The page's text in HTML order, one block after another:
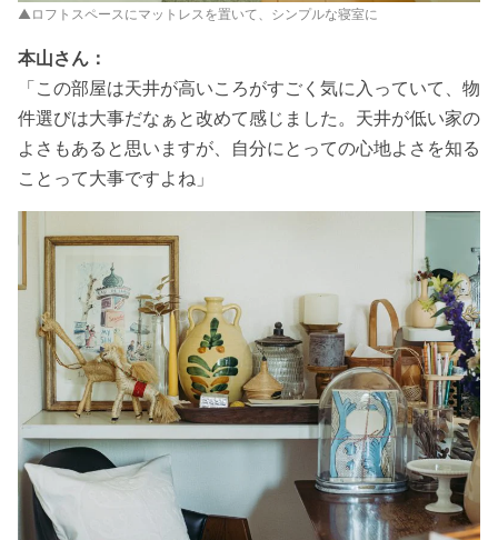
▲ロフトスペースにマットレスを置いて、シンプルな寝室に
本山さん：
「この部屋は天井が高いころがすごく気に入っていて、物
件選びは大事だなぁと改めて感じました。天井が低い家の
よさもあると思いますが、自分にとっての心地よさを知る
ことって大事ですよね」